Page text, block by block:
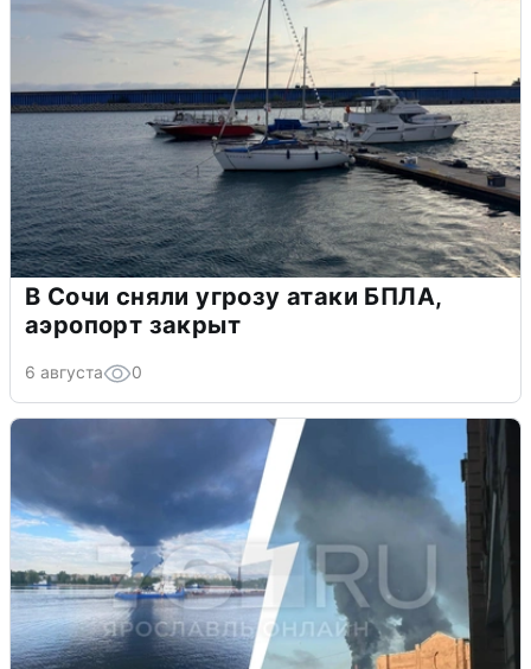
В Сочи сняли угрозу атаки БПЛА,
аэропорт закрыт
6 августа 0